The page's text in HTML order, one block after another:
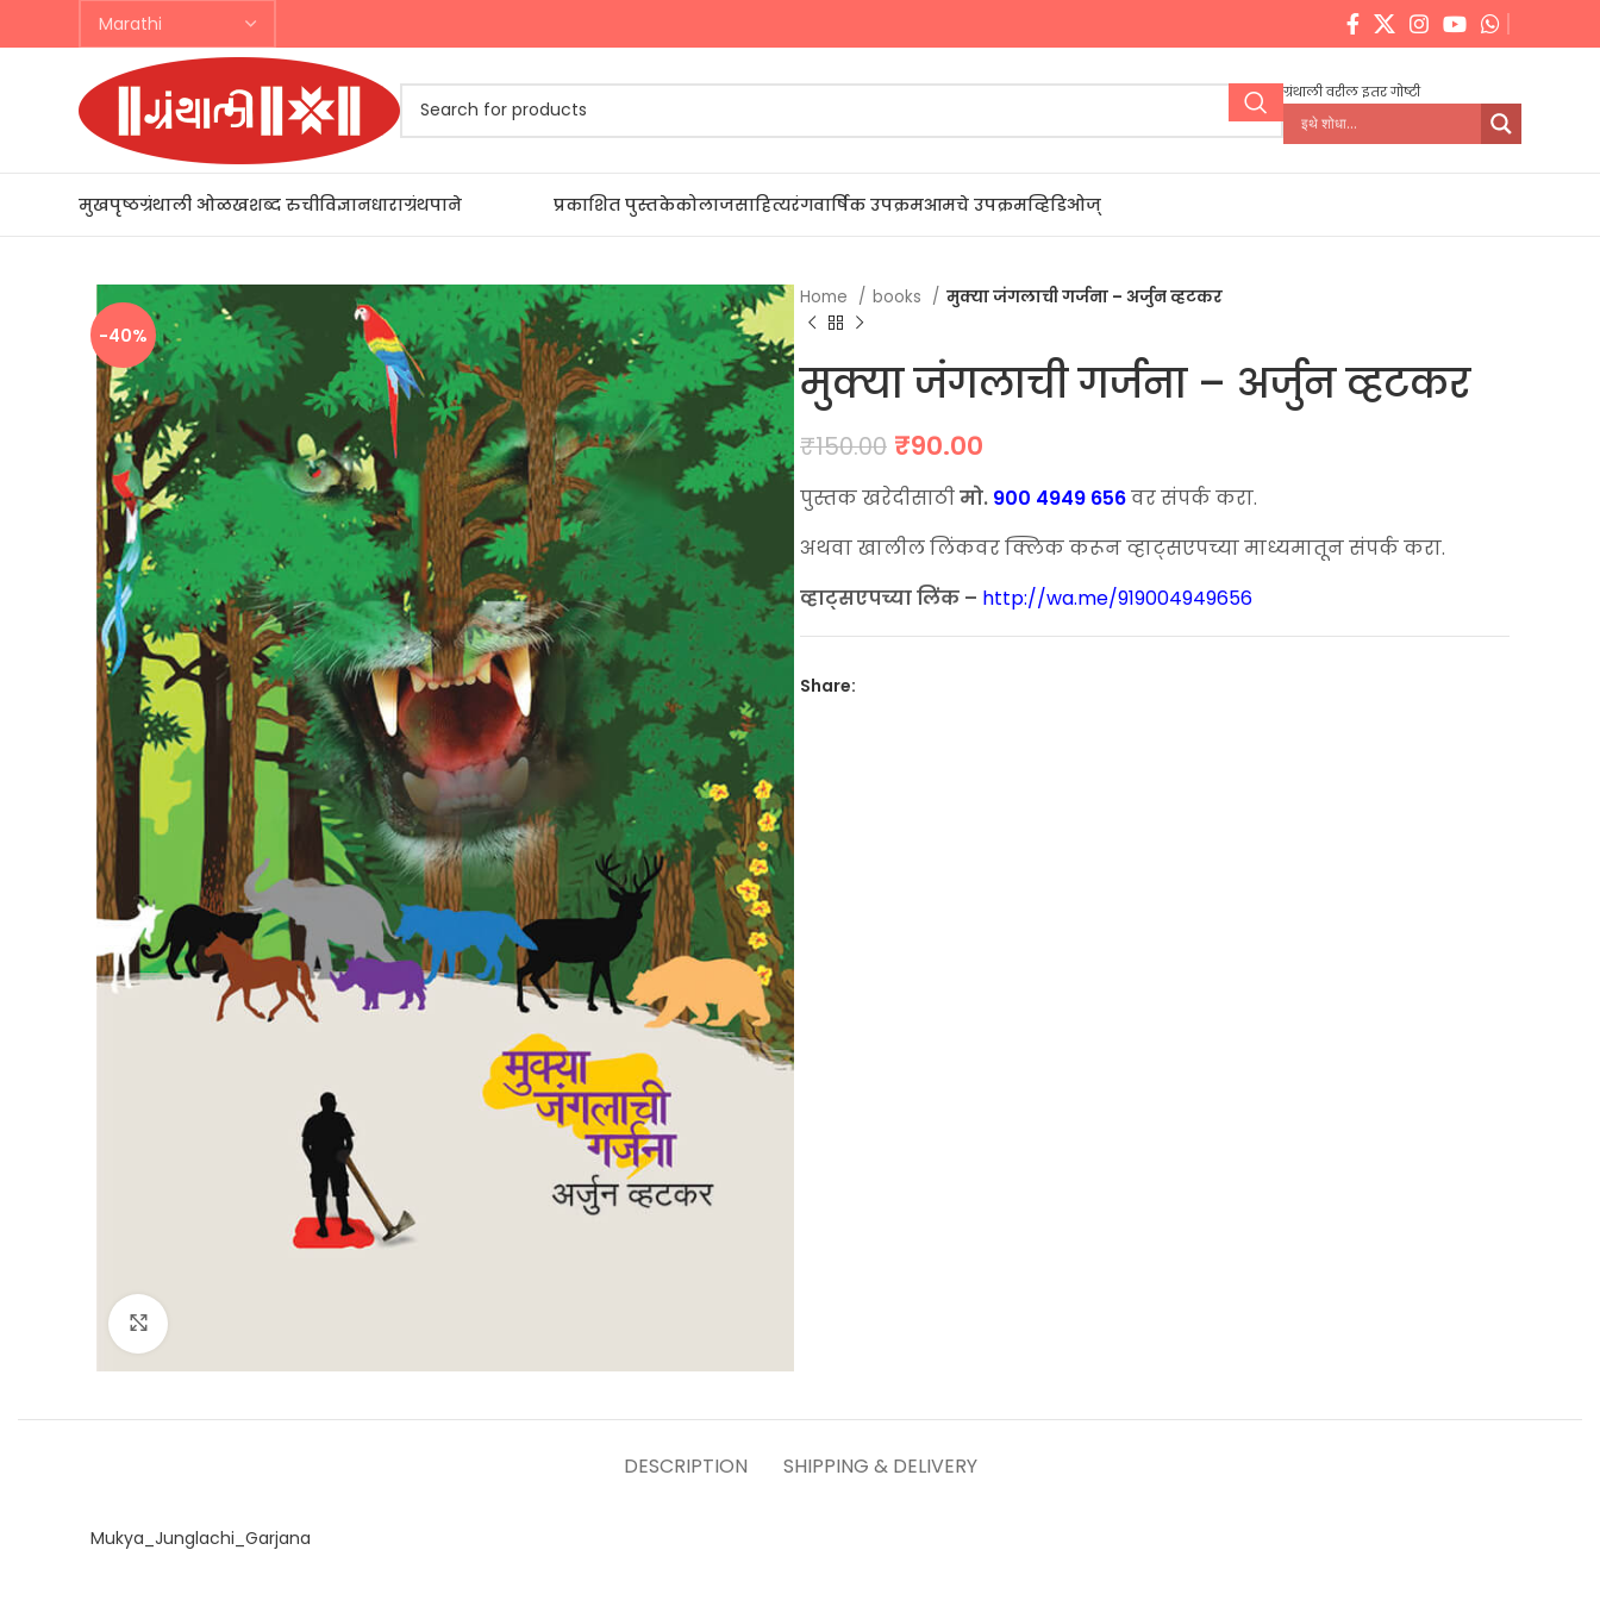
ग्रंथाली वरील इतर गोष्टी
मुखपृष्ठग्रंथाली ओळखशब्द रुचीविज्ञानधाराग्रंथपाने प्रकाशित पुस्तकेकोलाजसाहित्यरंगवार्षिक उपक्रमआमचे उपक्रमव्हिडिओज्
-40%
Home books मुक्या जंगलाची गर्जना – अर्जुन व्हटकर
मुक्या जंगलाची गर्जना – अर्जुन व्हटकर
₹150.00 Original
was:
₹150.00.
₹90.00
is:
₹90.00.
पुस्तक खरेदीसाठीमो. 900 4949 656वर संपर्क करा.
अथवा खालील लिंकवर क्लिक करून व्हाट्सएपच्या माध्यमातून संपर्क करा.
व्हाट्सएपच्या लिंक – http://wa.me/919004949656
Share:
DESCRIPTION SHIPPING & DELIVERY
Mukya_Junglachi_Garjana